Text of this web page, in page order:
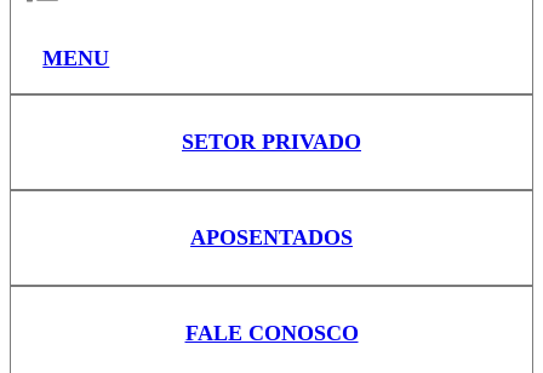
MENU
SETOR PRIVADO
APOSENTADOS
FALE CONOSCO